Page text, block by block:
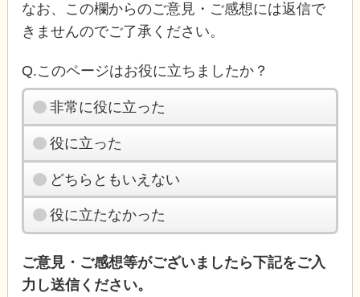
なお、この欄からのご意見・ご感想には返信で
きませんのでご了承ください。
Q.このページはお役に立ちましたか？
非常に役に立った
役に立った
どちらともいえない
役に立たなかった
ご意見・ご感想等がございましたら下記をご入
力し送信ください。